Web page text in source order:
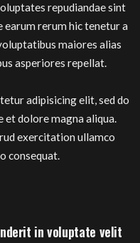
repudiandae sint
earum rerum hic tenetur a
maiores alias
asperiores repellat.
adipisicing elit, sed do
dolore magna aliqua.
exercitation ullamco
consequat.
in voluptate velit